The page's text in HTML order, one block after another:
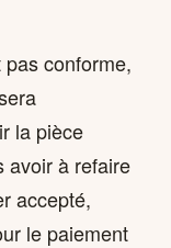
pas conforme,
la pièce
avoir à refaire
accepté,
le paiement